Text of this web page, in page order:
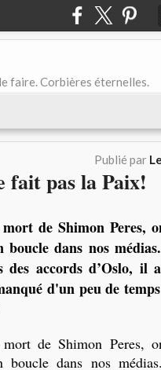
faire. Corbières éternelles.
Publié par
fait pas la Paix!
de Shimon Peres,
boucle dans nos
des accords d’Oslo, il
d'un peu de
de Shimon Peres,
boucle dans nos